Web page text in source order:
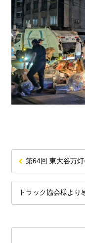
第64回 東大谷万
トラック協会様より